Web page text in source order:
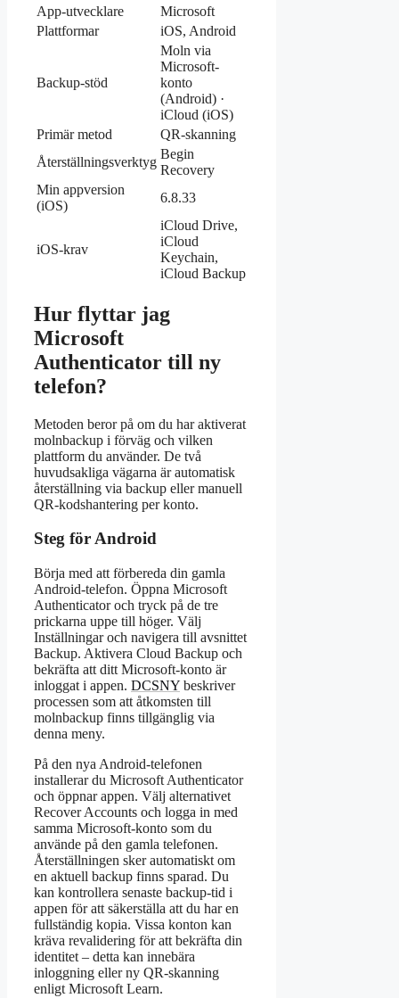
App-utvecklare
Microsoft
Plattformar
iOS, Android
Backup-stöd
Moln via
Microsoft-
konto
(Android) ·
iCloud (iOS)
Primär metod
QR-skanning
Återställningsverktyg
Begin
Recovery
Min appversion
(iOS)
6.8.33
iOS-krav
iCloud Drive,
iCloud
Keychain,
iCloud Backup
Hur flyttar jag
Microsoft
Authenticator till ny
telefon?
Metoden beror på om du har aktiverat
molnbackup i förväg och vilken
plattform du använder. De två
huvudsakliga vägarna är automatisk
återställning via backup eller manuell
QR-kodshantering per konto.
Steg för Android
Börja med att förbereda din gamla
Android-telefon. Öppna Microsoft
Authenticator och tryck på de tre
prickarna uppe till höger. Välj
Inställningar och navigera till avsnittet
Backup. Aktivera Cloud Backup och
bekräfta att ditt Microsoft-konto är
inloggat i appen. DCSNY beskriver
processen som att åtkomsten till
molnbackup finns tillgänglig via
denna meny.
På den nya Android-telefonen
installerar du Microsoft Authenticator
och öppnar appen. Välj alternativet
Recover Accounts och logga in med
samma Microsoft-konto som du
använde på den gamla telefonen.
Återställningen sker automatiskt om
en aktuell backup finns sparad. Du
kan kontrollera senaste backup-tid i
appen för att säkerställa att du har en
fullständig kopia. Vissa konton kan
kräva revalidering för att bekräfta din
identitet – detta kan innebära
inloggning eller ny QR-skanning
enligt Microsoft Learn.